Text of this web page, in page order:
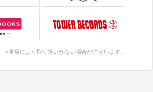
※書店により取り扱いがない場合がございます。